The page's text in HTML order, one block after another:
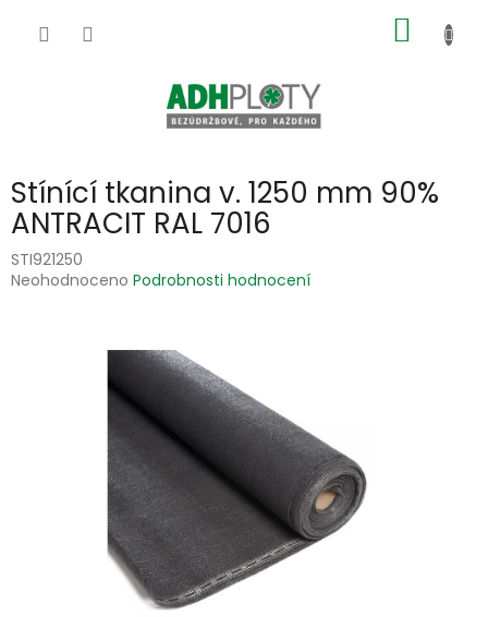
KOŠÍK
Stínící tkanina v. 1250 mm 90%
ANTRACIT RAL 7016
STI921250
Průměrné
Neohodnoceno Podrobnosti hodnocení